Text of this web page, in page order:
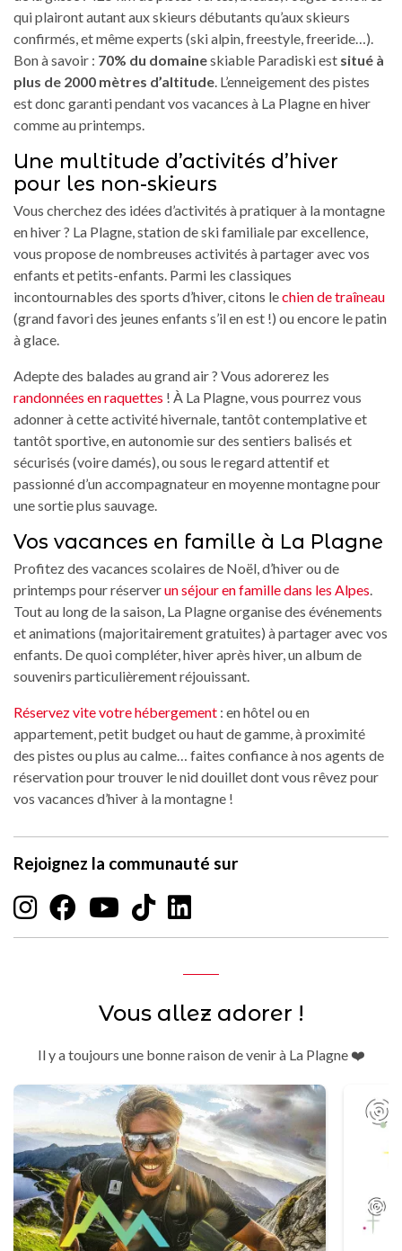
qui plairont autant aux skieurs débutants qu’aux skieurs
confirmés, et même experts (ski alpin, freestyle, freeride…).
Bon à savoir : 70% du domaineskiable Paradiski est situé à
plus de 2000 mètres d’altitude . L’enneigement des pistes
est donc garanti pendant vos vacances à La Plagne en hiver
comme au printemps.
Une multitude d’activités d’hiver
pour les non-skieurs
Vous cherchez des idées d’activités à pratiquer à la montagne
en hiver ? La Plagne, station de ski familiale par excellence,
vous propose de nombreuses activités à partager avec vos
enfants et petits-enfants. Parmi les classiques
incontournables des sports d’hiver, citons lechien de traîneau
(grand favori des jeunes enfants s’il en est !) ou encore le patin
à glace.
Adepte des balades au grand air ? Vous adorerez les
randonnées en raquettes ! À La Plagne, vous pourrez vous
adonner à cette activité hivernale, tantôt contemplative et
tantôt sportive, en autonomie sur des sentiers balisés et
sécurisés (voire damés), ou sous le regard attentif et
passionné d’un accompagnateur en moyenne montagne pour
une sortie plus sauvage.
Vos vacances en famille à La Plagne
Profitez des vacances scolaires de Noël, d’hiver ou de
printemps pour réserverun séjour en famille dans les Alpes
Tout au long de la saison, La Plagne organise des événements
et animations (majoritairement gratuites) à partager avec vos
enfants. De quoi compléter, hiver après hiver, un album de
souvenirs particulièrement réjouissant.
Réservez vite votre hébergement : en hôtel ou en
appartement, petit budget ou haut de gamme, à proximité
des pistes ou plus au calme… faites confiance à nos agents de
réservation pour trouver le nid douillet dont vous rêvez pour
vos vacances d’hiver à la montagne !
Rejoignez la communauté sur
Vous allez adorer !
Il y a toujours une bonne raison de venir à La Plagne ❤️